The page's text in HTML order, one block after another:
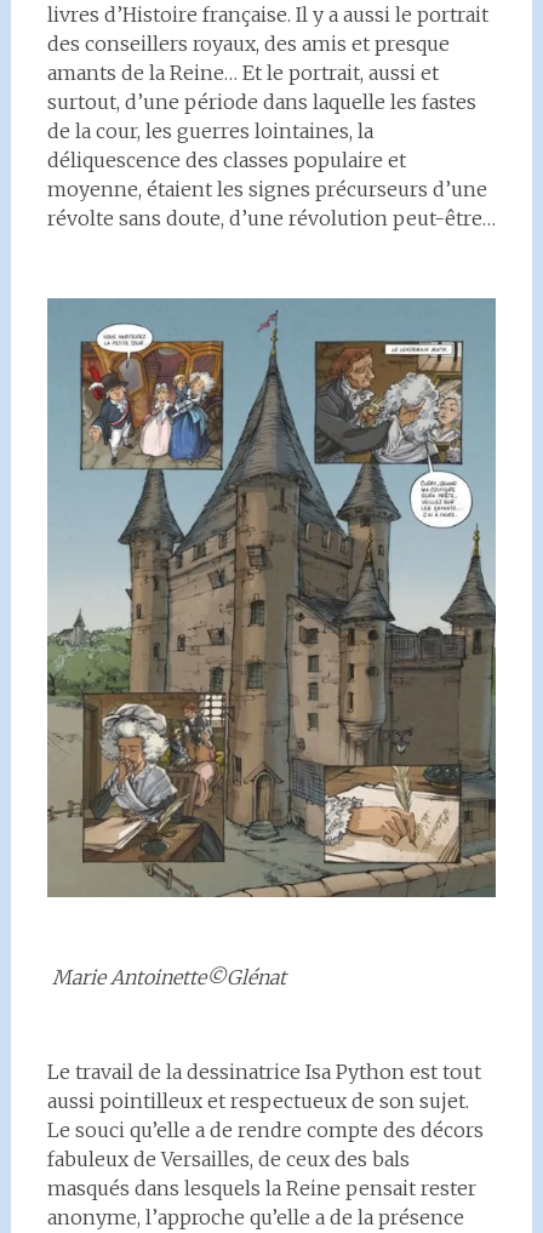
livres d’Histoire française. Il y a aussi le portrait
des conseillers royaux, des amis et presque
amants de la Reine… Et le portrait, aussi et
surtout, d’une période dans laquelle les fastes
de la cour, les guerres lointaines, la
déliquescence des classes populaire et
moyenne, étaient les signes précurseurs d’une
révolte sans doute, d’une révolution peut-être…
Marie Antoinette©Glénat
Le travail de la dessinatrice Isa Python est tout
aussi pointilleux et respectueux de son sujet.
Le souci qu’elle a de rendre compte des décors
fabuleux de Versailles, de ceux des bals
masqués dans lesquels la Reine pensait rester
anonyme, l’approche qu’elle a de la présence